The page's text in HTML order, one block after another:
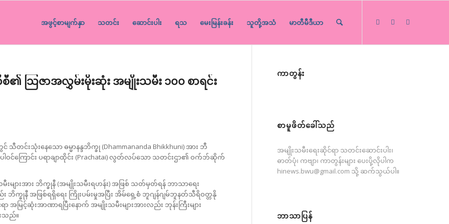
အဖွင့်စာမျက်နှာ သတင်း ဆောင်းပါး ရသ မေးမြန်းခန်း သူတို့အသံ မာတီမီဒီယာ
သြဇာအလွှမ်းမိုးဆုံး အမျိုးသမီး ၁၀၀ စာရင်း
သီတင်းသုံးနေသော ဓမ္မာနန္ဒဘိက္ခု (Dhammananda Bhikkhuni) အား ဘီ
ဝင်ကြောင်း ပရာချာထိုင်း (Prachatai) လွတ်လပ်သော သတင်းဌာ၏ ဝက်ဘ်ဆိုက်
းများအား ဘိက္ခုနီ (အမျိုးသမီးရဟန်း) အဖြစ် သတ်မှတ်ရန် ဘာသာရေး
ဘိက္ခုနီ အဖြစ်ရရှိရေး ကြိုးပမ်းမှုအပြီး အိမ်ရှေ့စံ ဘူဂျန်ဂျမ်ဘူနတ်သီရိဝတ္တနို
အမြင့်ဆုံးအာဏာရပြီးနောက် အမျိုးသမီးများအားလည်း ဘုန်းကြီးများ
သည်။
ကာတွန်း
စာမူဖိတ်ခေါ်သည်
အမျိုးသမီးရေးဆိုင်ရာ သတင်းဆောင်းပါး၊
ဓာတ်ပုံ၊ ကဗျာ၊ ကာတွန်းများ ပေးပို့လိုပါက
hinews.bwu@gmail.com သို့ ဆက်သွယ်ပါ။
ဘာသာပြန်